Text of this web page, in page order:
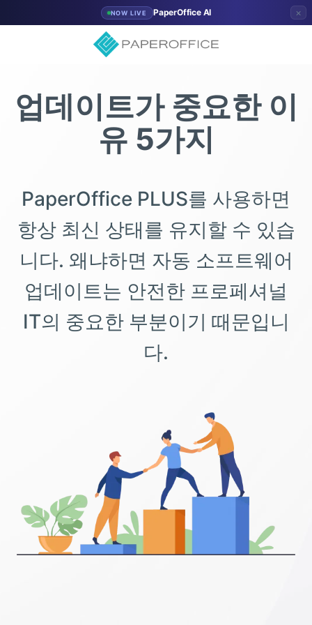
NOW LIVE PaperOffice AI ×
업데이트가 중요한 이
유 5가지
PaperOffice PLUS를 사용하면
항상 최신 상태를 유지할 수 있습
니다. 왜냐하면 자동 소프트웨어
업데이트는 안전한 프로페셔널
IT의 중요한 부분이기 때문입니
다.